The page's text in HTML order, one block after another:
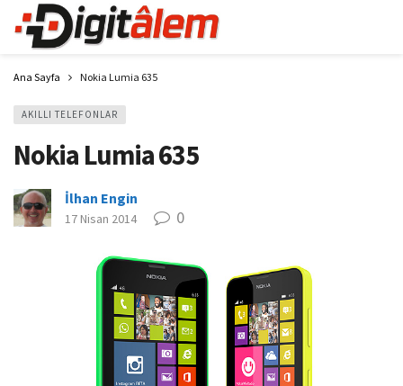
Ana Sayfa Nokia Lumia 635
AKILLI TELEFONLAR
Nokia Lumia 635
İlhan Engin
17 Nisan 2014 0